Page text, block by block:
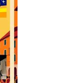
musica
la musica
specifiche
proprio